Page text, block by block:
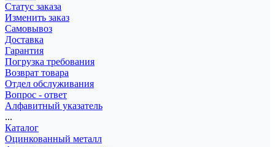
Статус заказа
Изменить заказ
Самовывоз
Доставка
Гарантия
Погрузка требования
Возврат товара
Отдел обслуживания
Вопрос - ответ
Алфавитный указатель
...
Каталог
Оцинкованный металл